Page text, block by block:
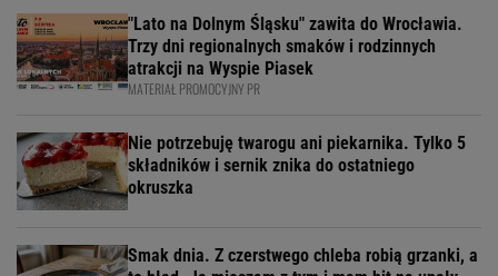
"Lato na Dolnym Śląsku" zawita do Wrocławia.
Trzy dni regionalnych smaków i rodzinnych
atrakcji na Wyspie Piasek
MATERIAŁ PROMOCYJNY PR
Nie potrzebuję twarogu ani piekarnika. Tylko 5
składników i sernik znika do ostatniego
okruszka
Smak dnia. Z czerstwego chleba robią grzanki, a